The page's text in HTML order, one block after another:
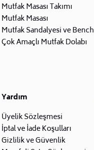
Mutfak Masası Takımı
Mutfak Masası
Mutfak Sandalyesi ve Bench
Çok Amaçlı Mutfak Dolabı
Yardım
Üyelik Sözleşmesi
İptal ve İade Koşulları
Gizlilik ve Güvenlik